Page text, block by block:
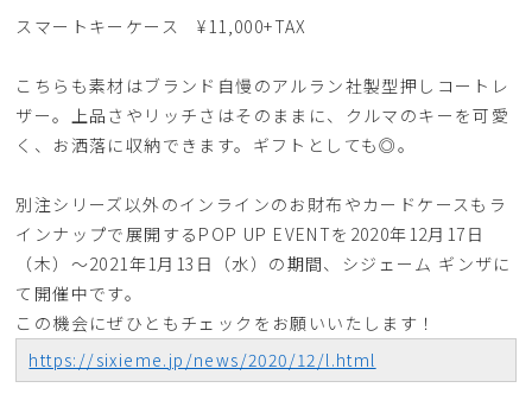
スマートキーケース ¥11,000+TAX
こちらも素材はブランド自慢のアルラン社製型押しコートレ
ザー。上品さやリッチさはそのままに、クルマのキーを可愛
く、お洒落に収納できます。ギフトとしても◎。
別注シリーズ以外のインラインのお財布やカードケースもラ
インナップで展開するPOP UP EVENTを2020年12月17日
（木）〜2021年1月13日（水）の期間、シジェーム ギンザに
て開催中です。
この機会にぜひともチェックをお願いいたします！
https://sixieme.jp/news/2020/12/l.html